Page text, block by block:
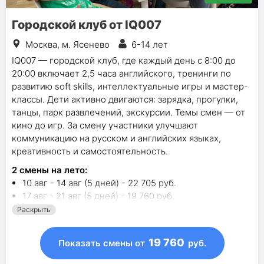
Городской клуб от IQ007
Москва, м. Ясенево
6-14 лет
IQ007 — городской клуб, где каждый день с 8:00 до
20:00 включает 2,5 часа английского, тренинги по
развитию soft skills, интеллектуальные игры и мастер-
классы. Дети активно двигаются: зарядка, прогулки,
танцы, парк развлечений, экскурсии. Темы смен — от
кино до игр. За смену участники улучшают
коммуникацию на русском и английских языках,
креативность и самостоятельность.
2 смены на лето:
10 авг - 14 авг (5 дней) - 22 705 руб.
17 авг - 21 авг (5 дней) - 19 760 руб.
Раскрыть
Показать смены от 19 760 руб.